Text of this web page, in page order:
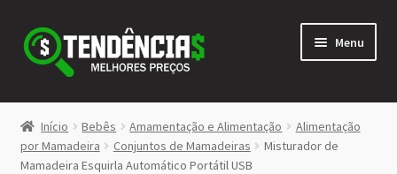
Pular
para
navegação
Pular
para
conteúdo
Menu
LOJA
<>
Início Bebês Amamentação e Alimentação
Alimentação
por Mamadeira
Conjuntos de Mamadeiras
Misturador de
Mamadeira Esquirla Automático Portátil USB